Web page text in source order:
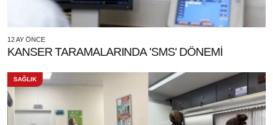
12 AY ÖNCE
KANSER TARAMALARINDA 'SMS' DÖNEMİ
SAĞLIK